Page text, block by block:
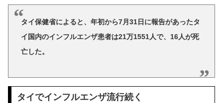
タイ保健省によると、年初から7月31日に報告があったタ
イ国内のインフルエンザ患者は21万1551人で、16人が死
亡した。
タイでインフルエンザ流行続く